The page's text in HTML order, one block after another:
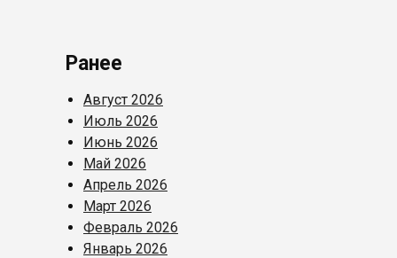
Ранее
Август 2026
Июль 2026
Июнь 2026
Май 2026
Апрель 2026
Март 2026
Февраль 2026
Январь 2026